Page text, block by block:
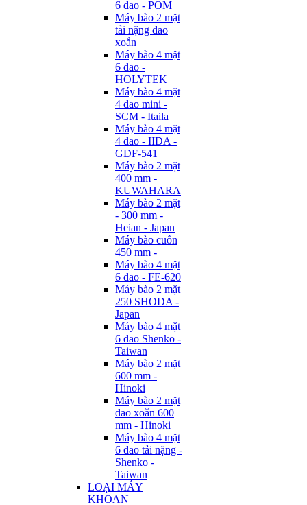
6 dao - POM
Máy bào 2 mặt
tải nặng dao
xoắn
Máy bào 4 mặt
6 dao -
HOLYTEK
Máy bào 4 mặt
4 dao mini -
SCM - Itaila
Máy bào 4 mặt
4 dao - IIDA -
GDF-541
Máy bào 2 mặt
400 mm -
KUWAHARA
Máy bào 2 mặt
- 300 mm -
Heian - Japan
Máy bào cuốn
450 mm -
Máy bào 4 mặt
6 dao - FE-620
Máy bào 2 mặt
250 SHODA -
Japan
Máy bào 4 mặt
6 dao Shenko -
Taiwan
Máy bào 2 mặt
600 mm -
Hinoki
Máy bào 2 mặt
dao xoắn 600
mm - Hinoki
Máy bào 4 mặt
6 dao tải nặng -
Shenko -
Taiwan
LOẠI MÁY
KHOAN